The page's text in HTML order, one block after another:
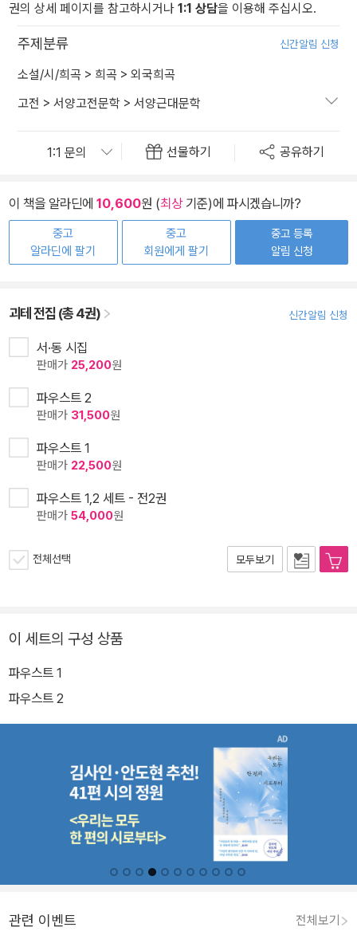
권의 상세 페이지를 참고하시거나 1:1 상담을 이용해 주십시오.
주제분류 신간알림 신청
소설/시/희곡 > 희곡 > 외국희곡
고전 > 서양고전문학 > 서양근대문학
선물하기 공유하기
이 책을 알라딘에 10,600원 (최상기준)에 파시겠습니까?
중고
알라딘에 팔기
중고
회원에게 팔기
중고 등록
알림 신청
괴테 전집 (총 4권) 신간알림 신청
서·동 시집
판매가 25,200원
파우스트 2
판매가 31,500원
파우스트 1
판매가 22,500원
파우스트 1,2 세트 - 전2권
판매가 54,000원
전체선택 모두보기
이 세트의 구성 상품
파우스트 1
파우스트 2
관련 이벤트 전체보기